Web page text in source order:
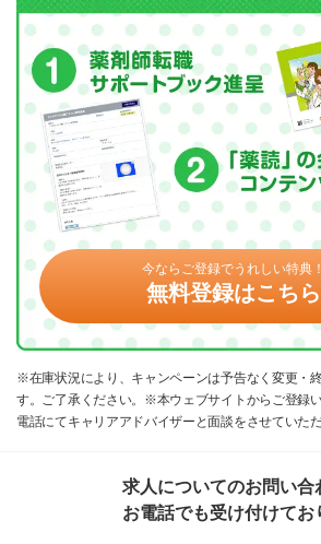
今ならご登録でうれしい特典！
無料登録はこちら
※在庫状況により、キャンペーンは予告なく変更・
す。ご了承ください。※本ウェブサイトからご登録
電話にてキャリアアドバイザーと面談をさせていた
求人についてのお問い合
お電話でも受け付けてお